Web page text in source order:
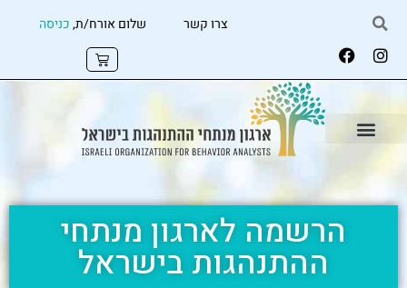
צרו קשר שלום אורח/ת,כניסה
הרשמה לארגון מנתחי
ההתנהגות בישראל